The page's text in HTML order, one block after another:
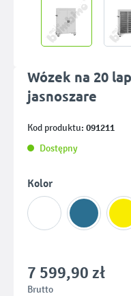
Wózek na 20
jasnoszare
Kod produktu: 091211
Dostępny
Wybierz
Kolor
7 599,90 zł
Brutto